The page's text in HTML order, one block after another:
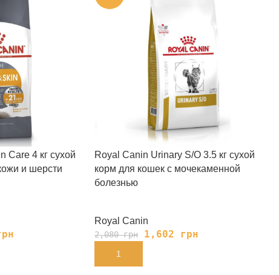
Care 4 кг сухой
и шерсти
Royal Canin Urinary S/O 3.5 кг сухой
корм для кошек с мочекаменной
болезнью
Royal Canin
2,080грн 1,602 грн
В КОРЗИНУ